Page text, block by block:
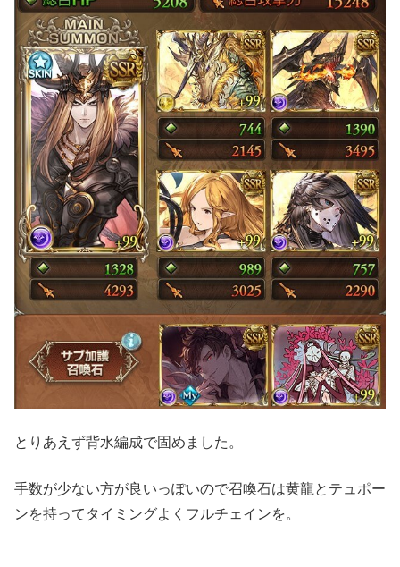
とりあえず背水編成で固めました。
手数が少ない方が良いっぽいので召喚石は黄龍とテュポー
ンを持ってタイミングよくフルチェインを。